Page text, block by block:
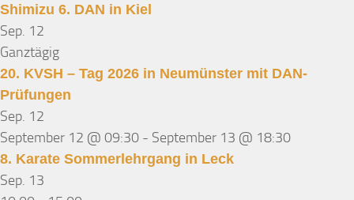
Shimizu 6. DAN in Kiel
Sep. 12
Ganztägig
20. KVSH – Tag 2026 in Neumünster mit DAN-
Prüfungen
Sep. 12
September 12 @ 09:30 - September 13 @ 18:30
8. Karate Sommerlehrgang in Leck
Sep. 13